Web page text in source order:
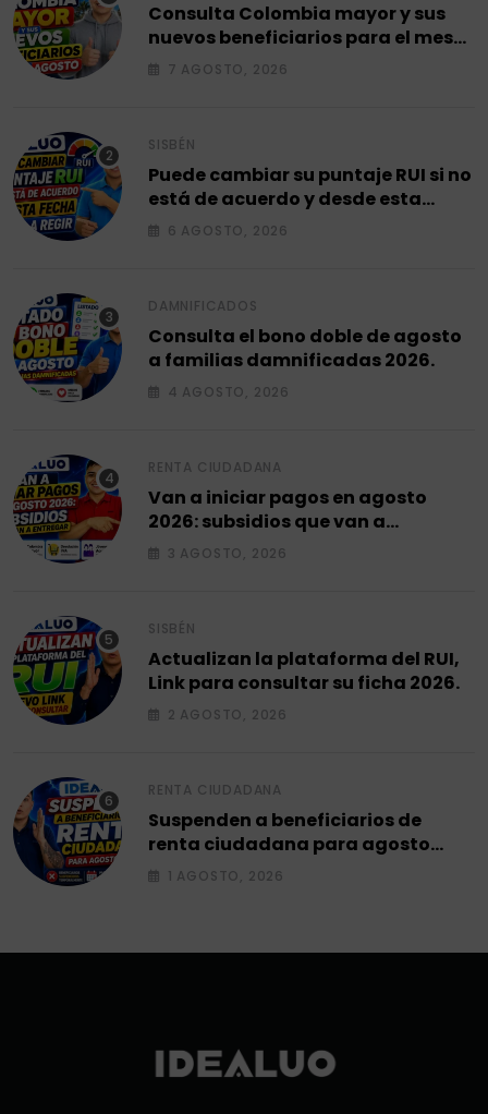
Consulta Colombia mayor y sus
nuevos beneficiarios para el mes
de agosto 2026.
7 AGOSTO, 2026
SISBÉN
Puede cambiar su puntaje RUI si no
está de acuerdo y desde esta
fecha empieza a regir en el 2026.
6 AGOSTO, 2026
DAMNIFICADOS
Consulta el bono doble de agosto
a familias damnificadas 2026.
4 AGOSTO, 2026
RENTA CIUDADANA
Van a iniciar pagos en agosto
2026: subsidios que van a
entregar.
3 AGOSTO, 2026
SISBÉN
Actualizan la plataforma del RUI,
Link para consultar su ficha 2026.
2 AGOSTO, 2026
RENTA CIUDADANA
Suspenden a beneficiarios de
renta ciudadana para agosto
2026.
1 AGOSTO, 2026